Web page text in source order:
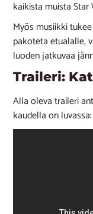
kaikista muista
Myös musiikki
pakoteta etualalle,
luoden jatkuvaa
Traileri:
Alla oleva traileri
kaudella on luvassa: